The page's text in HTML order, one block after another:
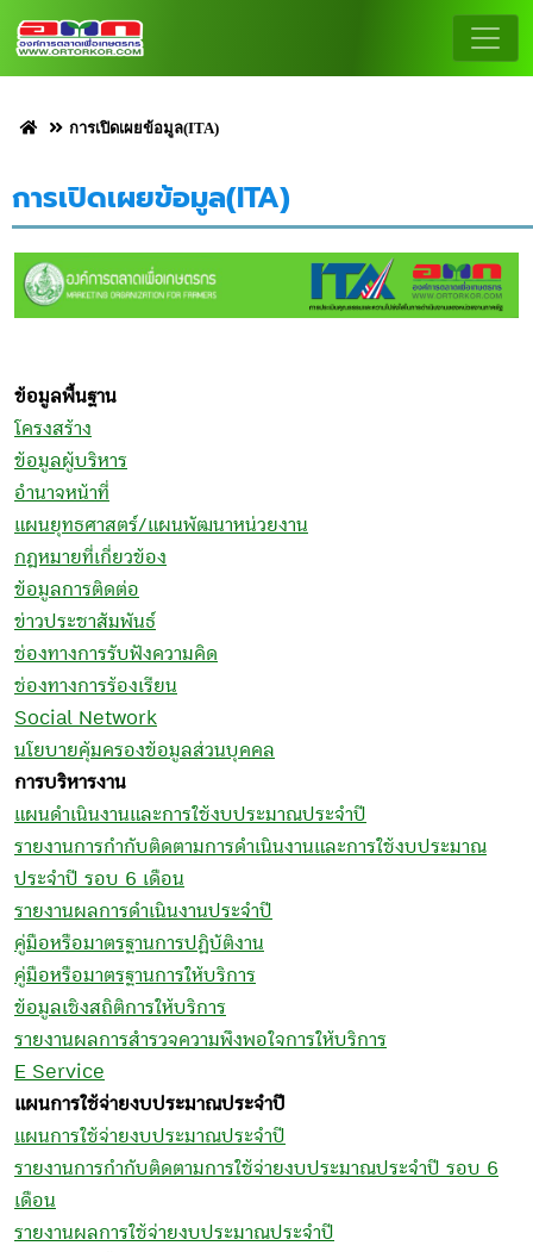
การเปิดเผยข้อมูล(ITA)
การเปิดเผยข้อมูล(ITA)
ข้อมูลพื้นฐาน
โครงสร้าง
ข้อมูลผู้บริหาร
อำนาจหน้าที่
แผนยุทธศาสตร์/แผนพัฒนาหน่วยงาน
กฎหมายที่เกี่ยวข้อง
ข้อมูลการติดต่อ
ข่าวประชาสัมพันธ์
ช่องทางการรับฟังความคิด
ช่องทางการร้องเรียน
Social Network
นโยบายคุ้มครองข้อมูลส่วนบุคคล
การบริหารงาน
แผนดำเนินงานและการใช้งบประมาณประจำปี
รายงานการกำกับติดตามการดำเนินงานและการใช้งบประมาณ
ประจำปี รอบ 6 เดือน
รายงานผลการดำเนินงานประจำปี
คู่มือหรือมาตรฐานการปฏิบัติงาน
คู่มือหรือมาตรฐานการให้บริการ
ข้อมูลเชิงสถิติการให้บริการ
รายงานผลการสำรวจความพึงพอใจการให้บริการ
E Service
แผนการใช้จ่ายงบประมาณประจำปี
แผนการใช้จ่ายงบประมาณประจำปี
รายงานการกำกับติดตามการใช้จ่ายงบประมาณประจำปี รอบ 6
เดือน
รายงานผลการใช้จ่ายงบประมาณประจำป